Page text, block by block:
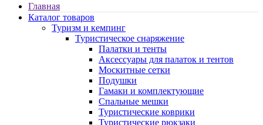
Главная
Каталог товаров
Туризм и кемпинг
Туристическое снаряжение
Палатки и тенты
Аксессуары для палаток и тентов
Москитные сетки
Подушки
Гамаки и комплектующие
Спальные мешки
Туристические коврики
Туристические рюкзаки